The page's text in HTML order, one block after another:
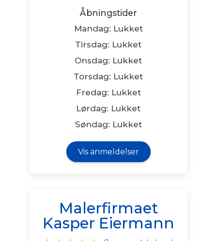
Åbningstider
Mandag: Lukket
Tirsdag: Lukket
Onsdag: Lukket
Torsdag: Lukket
Fredag: Lukket
Lørdag: Lukket
Søndag: Lukket
Vis anmeldelser
Malerfirmaet
Kasper Eiermann